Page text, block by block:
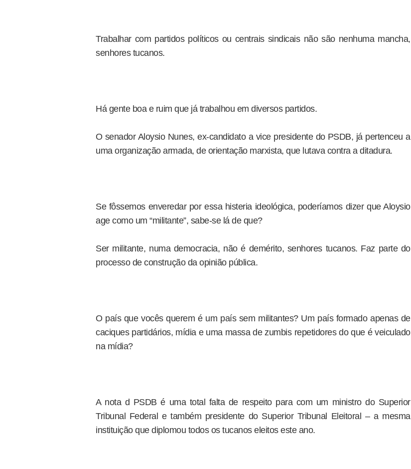
Trabalhar com partidos políticos ou centrais sindicais não são nenhuma mancha,
senhores tucanos.
Há gente boa e ruim que já trabalhou em diversos partidos.
O senador Aloysio Nunes, ex-candidato a vice presidente do PSDB, já pertenceu a
uma organização armada, de orientação marxista, que lutava contra a ditadura.
Se fôssemos enveredar por essa histeria ideológica, poderíamos dizer que Aloysio
age como um “militante”, sabe-se lá de que?
Ser militante, numa democracia, não é demérito, senhores tucanos. Faz parte do
processo de construção da opinião pública.
O país que vocês querem é um país sem militantes? Um país formado apenas de
caciques partidários, mídia e uma massa de zumbis repetidores do que é veiculado
na mídia?
A nota d PSDB é uma total falta de respeito para com um ministro do Superior
Tribunal Federal e também presidente do Superior Tribunal Eleitoral – a mesma
instituição que diplomou todos os tucanos eleitos este ano.